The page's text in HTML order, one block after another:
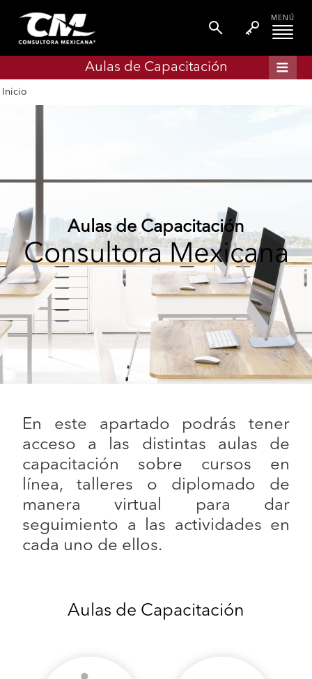
MENÚ
Aulas de Capacitación
Inicio
Aulas de Capacitación
Consultora Mexicana
En este apartado podrás tener
acceso a las distintas aulas de
capacitación sobre cursos en
línea, talleres o diplomado de
manera virtual para dar
seguimiento a las actividades en
cada uno de ellos.
Aulas de Capacitación